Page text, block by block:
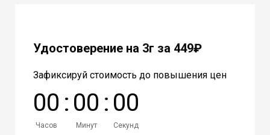
Удостоверение на 3г за 449₽
Зафиксируй стоимость до повышения цен
00
Часов
: 00
Минут
: 00
Секунд